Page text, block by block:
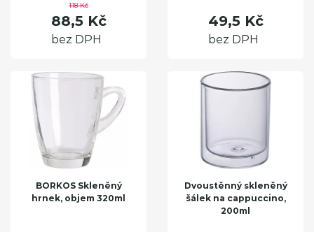
118 Kč
88,5 Kč
bez DPH
49,5 Kč
bez DPH
BORKOS Skleněný
hrnek, objem 320ml
Dvoustěnný skleněný
šálek na cappuccino,
200ml